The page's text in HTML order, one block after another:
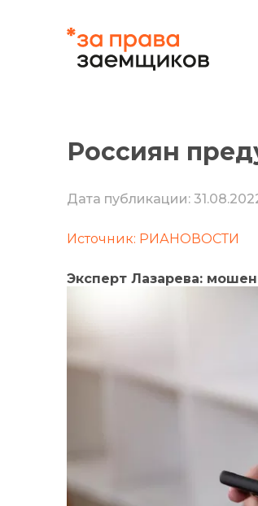
Россиян
Дата публикации:
Источник: РИАНОВОСТИ
Эксперт Лазарева: